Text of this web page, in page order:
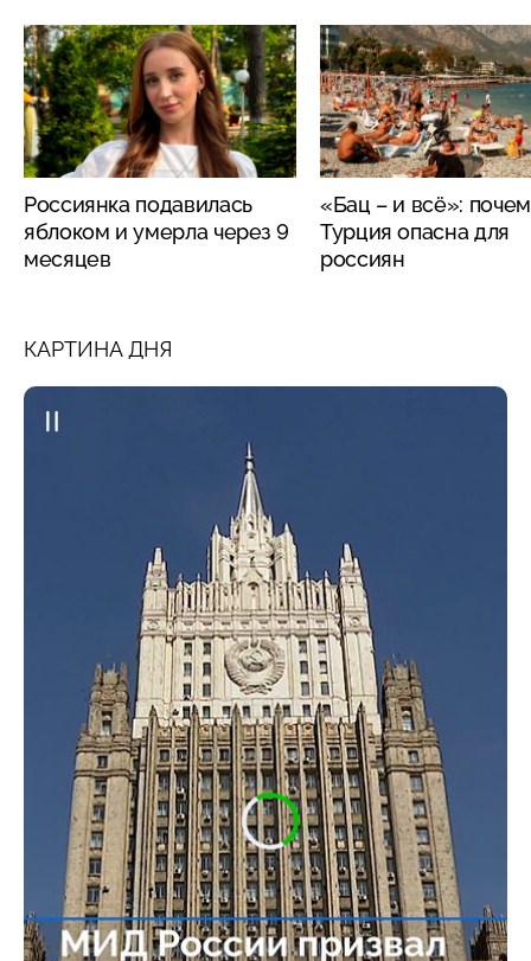
Россиянка подавилась
яблоком и умерла через 9
месяцев
«Бац – и всё»:
Турция опасна для
россиян
КАРТИНА ДНЯ